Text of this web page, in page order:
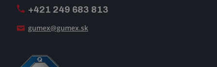
+421 249 683 813
gumex@gumex.sk